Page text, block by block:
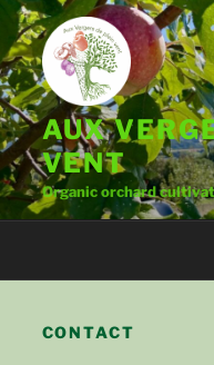
Skip
to
content
AUX
VENT
Organic orchard
CONTACT